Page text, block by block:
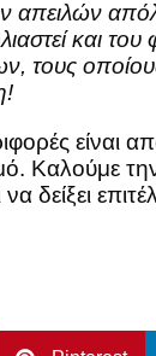
και
τους
είναι
Καλούμε
δείξει